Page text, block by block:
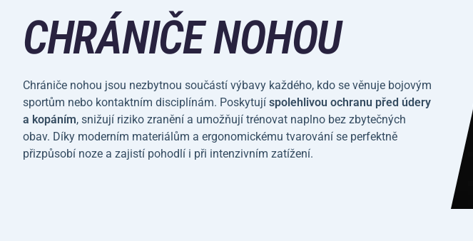
CHRÁNIČE NOHOU
Chrániče nohou jsou nezbytnou součástí výbavy každého, kdo se věnuje bojovým
sportům nebo kontaktním disciplínám. Poskytují spolehlivou ochranu před údery
a kopáním, snižují riziko zranění a umožňují trénovat naplno bez zbytečných
obav. Díky moderním materiálům a ergonomickému tvarování se perfektně
přizpůsobí noze a zajistí pohodlí i při intenzivním zatížení.